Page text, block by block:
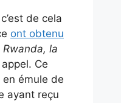
de cela
ont obtenu
Rwanda, la
Ce
émule de
ayant reçu